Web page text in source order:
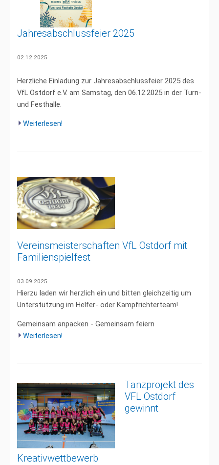
Jahresabschlussfeier 2025
02.12.2025
Herzliche Einladung zur Jahresabschlussfeier 2025 des
VfL Ostdorf e.V. am Samstag, den 06.12.2025 in der Turn-
und Festhalle.
Weiterlesen!
Vereinsmeisterschaften VfL Ostdorf mit
Familienspielfest
03.09.2025
Hierzu laden wir herzlich ein und bitten gleichzeitig um
Unterstützung im Helfer- oder Kampfrichterteam!
Gemeinsam anpacken - Gemeinsam feiern
Weiterlesen!
Tanzprojekt des
VFL Ostdorf
gewinnt
Kreativwettbewerb